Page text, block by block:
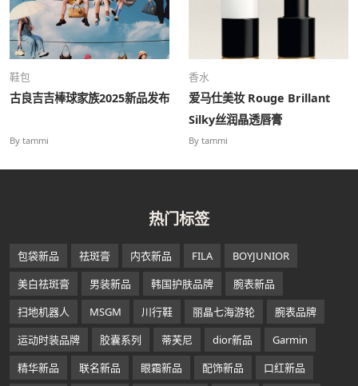
鞋包
古良吉吉棒球家族2025新品发布
By tammi
香水
爱马仕美妆 Rouge Brillant
Silky丝润晶透唇膏
By tammi
热门标签
包袋新品 祛斑膏 内衣新品 FILA
BOYJUNIOR
美白祛斑膏
男装新品 韩国护肤品牌
腕表新品
扫地机器人
MSGM 川行鞋 丽晶七海游轮
腕表品牌
运动时装品牌
胶囊系列 蒂芙尼 dior新品
Garmin
精华新品
联名新品 眼霜新品 配饰新品 口红新品